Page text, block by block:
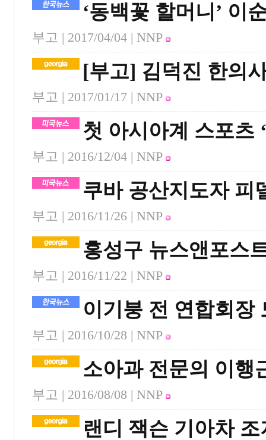
‘동백꽃 할머니’ 이
부고 | 2017/04/04 | NNP
[부고] 김덕진 한의
부고 | 2017/01/17 | NNP
첫 아시아계 스포츠
부고 | 2016/12/04 | NNP
쿠바 공산지도자 피
부고 | 2016/11/26 | NNP
홍성구 뉴스앤포스
부고 | 2016/11/22 | NNP
이기붕 전 연합회장
부고 | 2016/10/28 | NNP
소아과 전문의 이행
부고 | 2016/08/08 | NNP
랜디 잭슨 기아차